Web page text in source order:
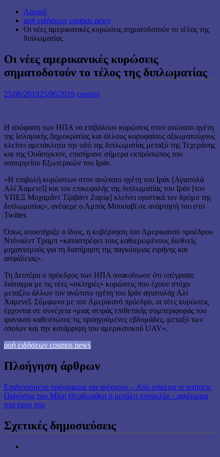
Αρχική
ροή ειδήσεων cosmos news
Οι νέες αμερικανικές κυρώσεις σηματοδοτούν το τέλος της
διπλωματίας
Οι νέες αμερικανικές κυρώσεις
σηματοδοτούν το τέλος της διπλωματίας
25/06/201925/06/2019 cosmos
Η απόφαση των ΗΠΑ να επιβάλουν κυρώσεις στον ανώτατο ηγέτη
της Ισλαμικής Δημοκρατίας και άλλους κορυφαίους αξιωματούχους
κλείνει αμετάκλητα την οδό της διπλωματίας μεταξύ της Τεχεράνης
και της Ουάσιγκτον, επισήμανε σήμερα εκπρόσωπος του
υπουργείου Εξωτερικών του Ιράν.
«Η επιβολή κυρώσεων στον ανώτατο ηγέτη του Ιράν [Αγιατολά
Αλί Χαμενεΐ] και τον επικεφαλής της διπλωματίας του Ιράν [τον
ΥΠΕΞ Μοχαμάντ Τζαβάντ Ζαρίφ] κλείνει οριστικά τον δρόμο της
διπλωματίας», ανέφερε ο Αμπάς Μουσαβί σε ανάρτησή του στο
Twitter.
Όπως υποστήριξε ο ίδιος, η κυβέρνηση του Αμερικανού προέδρου
Ντόναλντ Τραμπ «καταστρέφει τους καθιερωμένους διεθνείς
μηχανισμούς για τη διατήρηση της παγκόσμιας ειρήνης και
ασφάλειας».
Τη Δευτέρα ο πρόεδρος των ΗΠΑ ανακοίνωσε ότι υπέγραψε
διάταγμα με τις νέες «σκληρές» κυρώσεις που έχουν στόχο
μεταξλυ άλλων τον ανώτατο ηγέτη του Ιράν αγιατολάχ Αλί
Χαμενεΐ. Σύμφωνα με τον Αμερικανό πρόεδρο, οι νέες κυρώσεις
έρχονται σε συνέχεια «μιας σειράς επιθετικής συμπεριφοράς του
ιρανικού καθεστώτος τις προηγούμενες εβδομάδες, μεταξύ των
οποίων και την κατάρριψη του αμερικανικού UAV».
ροή ειδήσεων cosmos news
Πλοήγηση άρθρων
Επιδοτούμενο πρόγραμμα για ανέργους – Από σήμερα οι αιτήσεις
Παρόντος του Μίκη Θεοδωράκη η μεγάλη συναυλία – αφιέρωμα
στο έργο του
Σχετικές δημοσιεύσεις